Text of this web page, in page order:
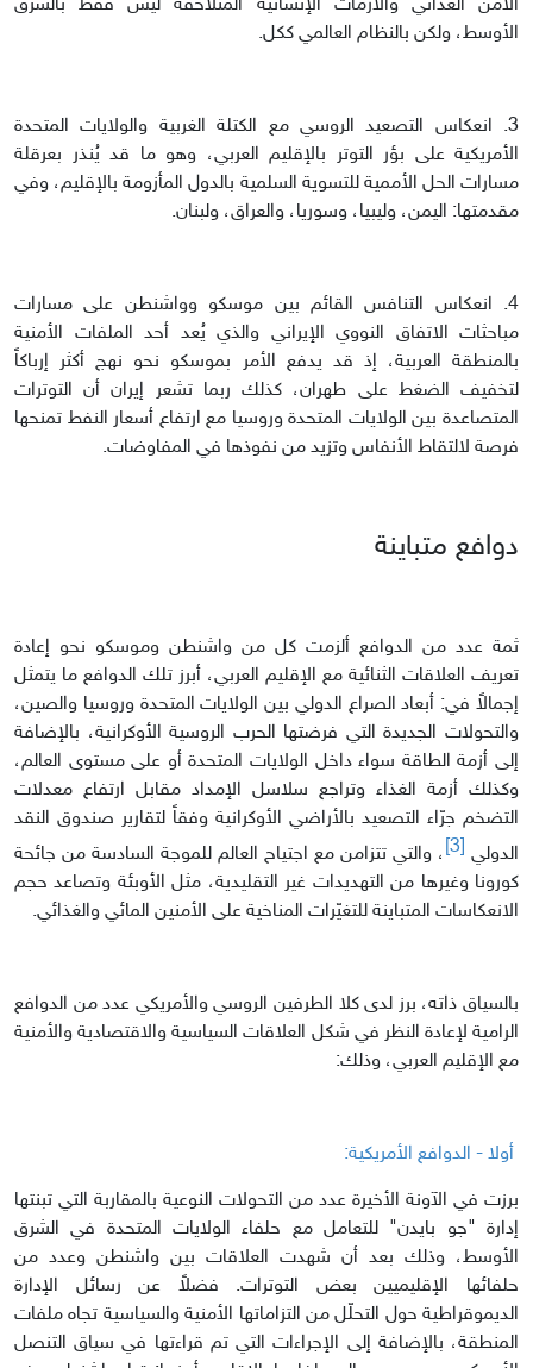
الأمن الغذائي والأزمات الإنسانية المتلاحقة ليس فقط بالشرق
الأوسط، ولكن بالنظام العالمي ككل.
3. انعكاس التصعيد الروسي مع الكتلة الغربية والولايات المتحدة
الأمريكية على بؤر التوتر بالإقليم العربي، وهو ما قد يُنذر بعرقلة
مسارات الحل الأممية للتسوية السلمية بالدول المأزومة بالإقليم، وفي
مقدمتها: اليمن، وليبيا، وسوريا، والعراق، ولبنان.
4. انعكاس التنافس القائم بين موسكو وواشنطن على مسارات
مباحثات الاتفاق النووي الإيراني والذي يُعد أحد الملفات الأمنية
بالمنطقة العربية، إذ قد يدفع الأمر بموسكو نحو نهج أكثر إرباكاً
لتخفيف الضغط على طهران، كذلك ربما تشعر إيران أن التوترات
المتصاعدة بين الولايات المتحدة وروسيا مع ارتفاع أسعار النفط تمنحها
فرصة لالتقاط الأنفاس وتزيد من نفوذها في المفاوضات.
دوافع متباينة
ثمة عدد من الدوافع ألزمت كل من واشنطن وموسكو نحو إعادة
تعريف العلاقات الثنائية مع الإقليم العربي، أبرز تلك الدوافع ما يتمثل
إجمالاً في: أبعاد الصراع الدولي بين الولايات المتحدة وروسيا والصين،
والتحولات الجديدة التي فرضتها الحرب الروسية الأوكرانية، بالإضافة
إلى أزمة الطاقة سواء داخل الولايات المتحدة أو على مستوى العالم،
وكذلك أزمة الغذاء وتراجع سلاسل الإمداد مقابل ارتفاع معدلات
التضخم جرّاء التصعيد بالأراضي الأوكرانية وفقاً لتقارير صندوق النقد
الدولي
، والتي تتزامن مع اجتياح العالم للموجة السادسة من جائحة
كورونا وغيرها من التهديدات غير التقليدية، مثل الأوبئة وتصاعد حجم
الانعكاسات المتباينة للتغيّرات المناخية على الأمنين المائي والغذائي.
بالسياق ذاته، برز لدى كلا الطرفين الروسي والأمريكي عدد من الدوافع
الرامية لإعادة النظر في شكل العلاقات السياسية والاقتصادية والأمنية
مع الإقليم العربي، وذلك:
أولا - الدوافع الأمريكية:
برزت في الآونة الأخيرة عدد من التحولات النوعية بالمقاربة التي تبنتها
إدارة "جو بايدن" للتعامل مع حلفاء الولايات المتحدة في الشرق
الأوسط، وذلك بعد أن شهدت العلاقات بين واشنطن وعدد من
حلفائها الإقليميين بعض التوترات. فضلاً عن رسائل الإدارة
الديموقراطية حول التحلّل من التزاماتها الأمنية والسياسية تجاه ملفات
المنطقة، بالإضافة إلى الإجراءات التي تم قراءتها في سياق التنصل